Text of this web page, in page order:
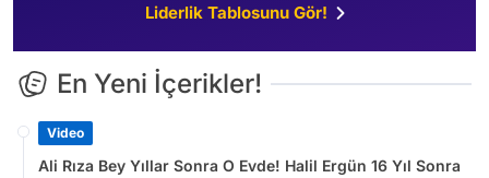
Liderlik Tablosunu Gör!
En Yeni İçerikler!
Video
Ali Rıza Bey Yıllar Sonra O Evde! Halil Ergün 16 Yıl Sonra